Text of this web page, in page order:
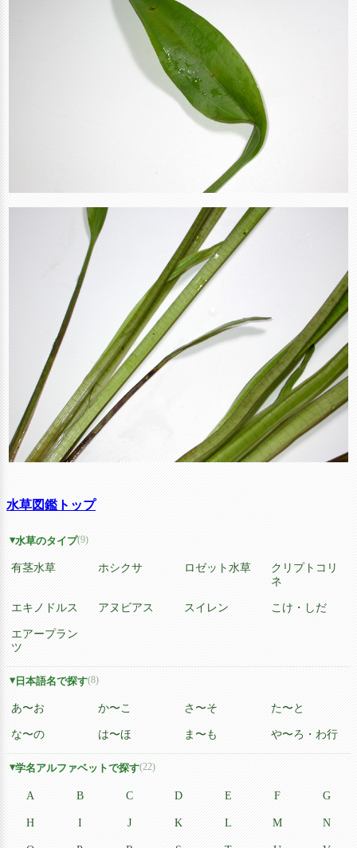
水草図鑑トップ
水草のタイプ(9)
有茎水草 ホシクサ ロゼット水草
クリプトコリ
ネ
エキノドルス アヌビアス スイレン こけ・しだ
エアープラン
ツ
日本語名で探す(8)
あ〜お か〜こ さ〜そ た〜と
な〜の は〜ほ ま〜も や〜ろ・わ行
学名アルファベットで探す(22)
A B C D E F G
H I J K L M N